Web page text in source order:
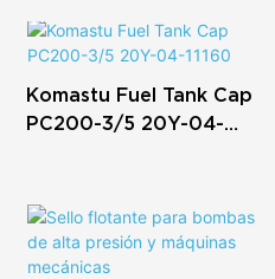
Komastu Fuel Tank Cap
PC200-3/5 20Y-04-